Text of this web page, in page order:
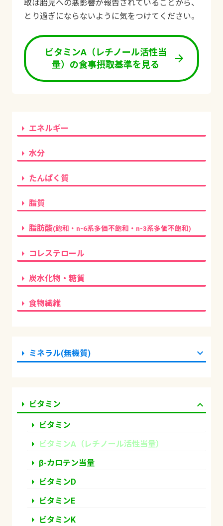
arrow_right エネルギー
arrow_right 水分
arrow_right たんぱく質
arrow_right 脂質
arrow_right 脂肪酸(飽和・n-6系多価不飽和・n-3系多価不飽和)
arrow_right コレステロール
arrow_right 炭水化物・糖質
arrow_right 食物繊維
arrow_right ミネラル(無機質) expand_more
arrow_right ビタミン
expand_more
arrow_right ビタミン
arrow_right ビタミンA（レチノール活性当量）
arrow_right β-カロテン当量
arrow_right ビタミンD
arrow_right ビタミンE
arrow_right ビタミンK
取は胎児への悪影響が報告されていることから、
とり過ぎにならないように気をつけてください。
ビタミンA（レチノール活性当
量）の食事摂取基準を見る
arrow_forward